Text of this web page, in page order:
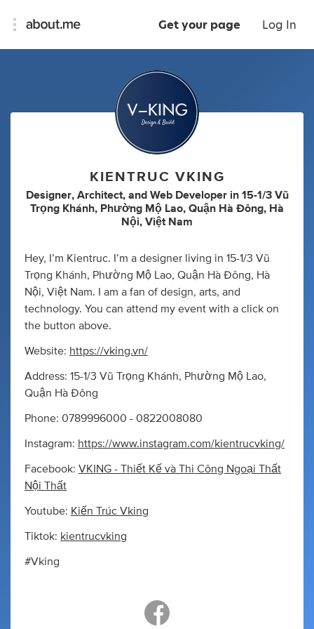
Get your page Log In
KIENTRUC VKING
Designer, Architect, and Web Developer in 15-1/3 Vũ
Trọng Khánh, Phường Mộ Lao, Quận Hà Đông, Hà
Nội, Việt Nam
Hey, I’m Kientruc. I’m a designer living in 15-1/3 Vũ
Trọng Khánh, Phường Mộ Lao, Quận Hà Đông, Hà
Nội, Việt Nam. I am a fan of design, arts, and
technology. You can attend my event with a click on
the button above.
Website: https://vking.vn/
Address: 15-1/3 Vũ Trọng Khánh, Phường Mộ Lao,
Quận Hà Đông
Phone: 0789996000 - 0822008080
Instagram: https://www.instagram.com/kientrucvking/
Facebook: VKING - Thiết Kế và Thi Công Ngoại Thất
Nội Thất
Youtube: Kiến Trúc Vking
Tiktok: kientrucvking
#Vking